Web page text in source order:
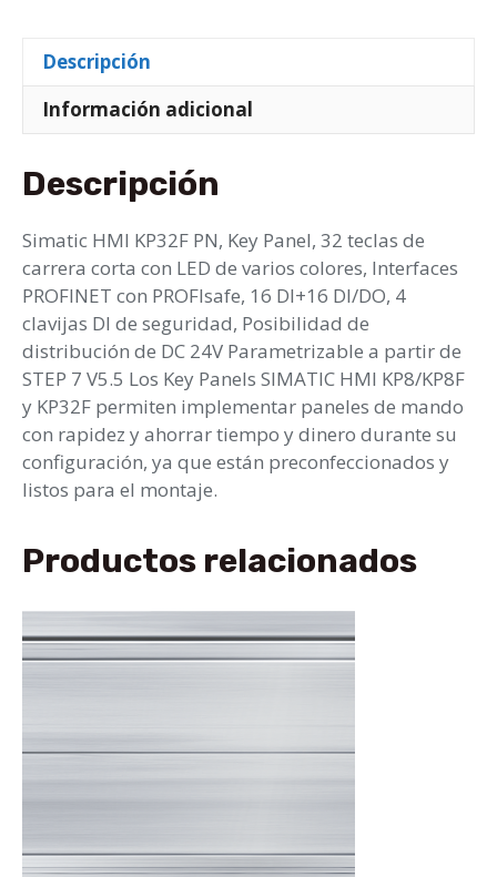
Descripción
Información adicional
Descripción
Simatic HMI KP32F PN, Key Panel, 32 teclas de
carrera corta con LED de varios colores, Interfaces
PROFINET con PROFIsafe, 16 DI+16 DI/DO, 4
clavijas DI de seguridad, Posibilidad de
distribución de DC 24V Parametrizable a partir de
STEP 7 V5.5 Los Key Panels SIMATIC HMI KP8/KP8F
y KP32F permiten implementar paneles de mando
con rapidez y ahorrar tiempo y dinero durante su
configuración, ya que están preconfeccionados y
listos para el montaje.
Productos relacionados